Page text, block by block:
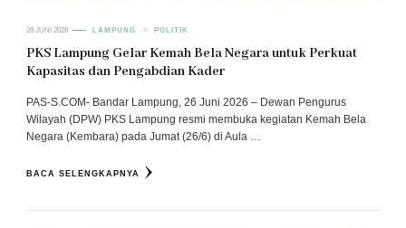
28 JUNI 2026 LAMPUNG POLITIK
PKS Lampung Gelar Kemah Bela Negara untuk Perkuat
Kapasitas dan Pengabdian Kader
PAS-S.COM- Bandar Lampung, 26 Juni 2026 – Dewan Pengurus
Wilayah (DPW) PKS Lampung resmi membuka kegiatan Kemah Bela
Negara (Kembara) pada Jumat (26/6) di Aula …
BACA SELENGKAPNYA